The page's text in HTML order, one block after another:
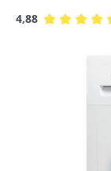
4,88